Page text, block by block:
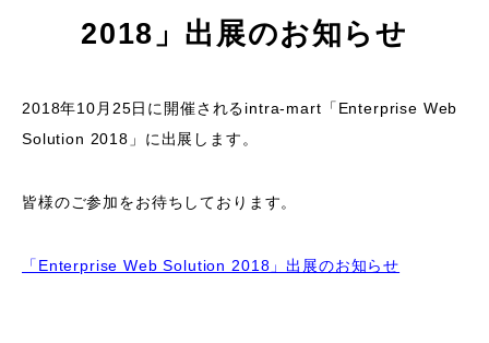
2018」出展のお知らせ
2018年10月25日に開催されるintra-mart「Enterprise Web
Solution 2018」に出展します。
皆様のご参加をお待ちしております。
「Enterprise Web Solution 2018」出展のお知らせ